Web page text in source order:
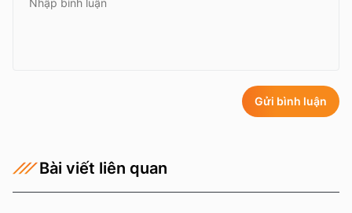
Gửi bình luận
Bài viết liên quan